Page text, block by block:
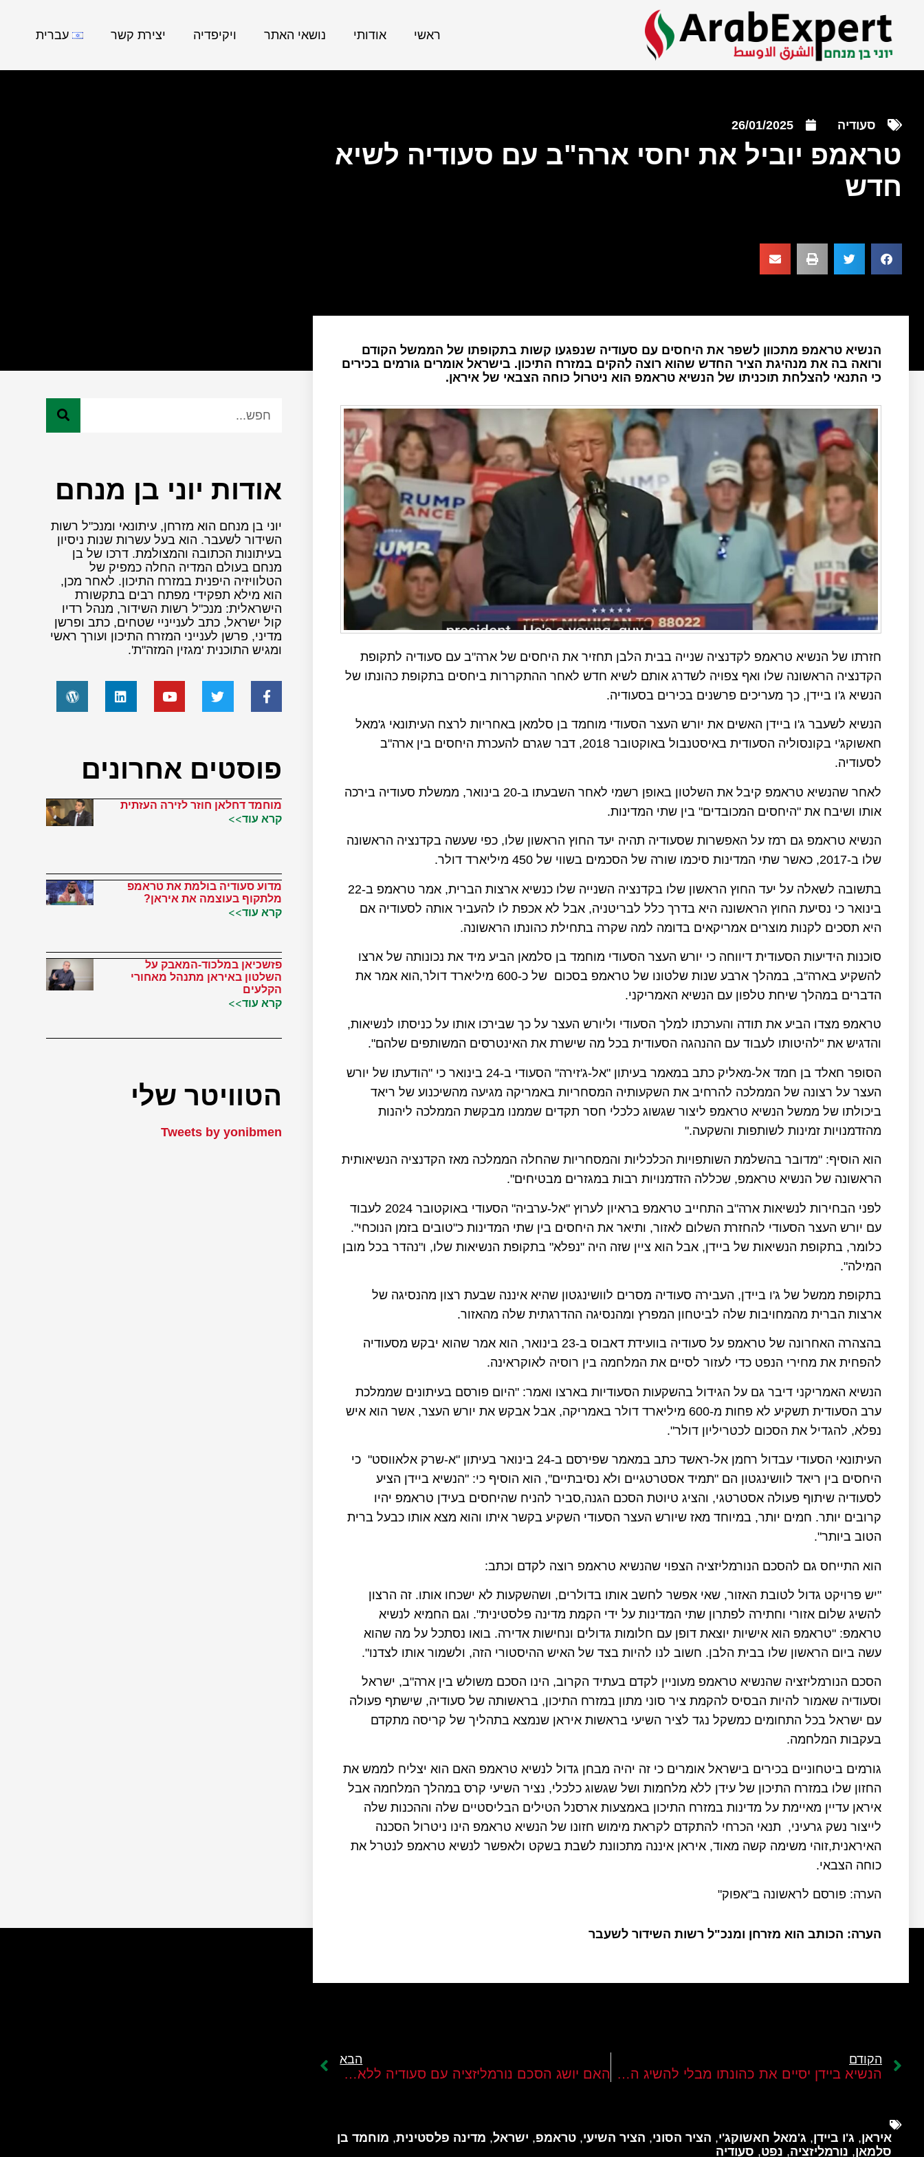
ראשי אודותי נושאי האתר ויקיפדיה יצירת קשר עברית
סעודיה 26/01/2025
טראמפ יוביל את יחסי ארה"ב עם סעודיה לשיא
חדש
הנשיא טראמפ מתכוון לשפר את היחסים עם סעודיה שנפגעו קשות בתקופתו של הממשל הקודם
ורואה בה את מנהיגת הציר החדש שהוא רוצה להקים במזרח התיכון. בישראל אומרים גורמים בכירים
כי התנאי להצלחת תוכניתו של הנשיא טראמפ הוא ניטרול כוחה הצבאי של איראן.
חזרתו של הנשיא טראמפ לקדנציה שנייה בבית הלבן תחזיר את היחסים של ארה"ב עם סעודיה לתקופת
הקדנציה הראשונה שלו ואף צפויה לשדרג אותם לשיא חדש לאחר ההתקררות ביחסים בתקופת כהונתו של
הנשיא ג'ו ביידן, כך מעריכים פרשנים בכירים בסעודיה.
הנשיא לשעבר ג'ו ביידן האשים את יורש העצר הסעודי מוחמד בן סלמאן באחריות לרצח העיתונאי ג'מאל
חאשוקג'י בקונסוליה הסעודית באיסטנבול באוקטובר 2018, דבר שגרם להעכרת היחסים בין ארה"ב
לסעודיה.
לאחר שהנשיא טראמפ קיבל את השלטון באופן רשמי לאחר השבעתו ב-20 בינואר, ממשלת סעודיה בירכה
אותו ושיבח את "היחסים המכובדים" בין שתי המדינות.
הנשיא טראמפ גם רמז על האפשרות שסעודיה תהיה יעד החוץ הראשון שלו, כפי שעשה בקדנציה הראשונה
שלו ב-2017, כאשר שתי המדינות סיכמו שורה של הסכמים בשווי של 450 מיליארד דולר.
בתשובה לשאלה על יעד החוץ הראשון שלו בקדנציה השנייה שלו כנשיא ארצות הברית, אמר טראמפ ב-22
בינואר כי נסיעת החוץ הראשונה היא בדרך כלל לבריטניה, אבל לא אכפת לו להעביר אותה לסעודיה אם
היא תסכים לקנות מוצרים אמריקאים בדומה למה שקרה בתחילת כהונתו הראשונה.
סוכנות הידיעות הסעודית דיווחה כי יורש העצר הסעודי מוחמד בן סלמאן הביע מיד את נכונותה של ארצו
להשקיע בארה"ב, במהלך ארבע שנות שלטונו של טראמפ בסכום של כ-600 מיליארד דולר,הוא אמר את
הדברים במהלך שיחת טלפון עם הנשיא האמריקני.
טראמפ מצדו הביע את תודה והערכתו למלך הסעודי וליורש העצר על כך שבירכו אותו על כניסתו לנשיאות,
והדגיש את "להיטותו לעבוד עם ההנהגה הסעודית בכל מה שישרת את האינטרסים המשותפים שלהם".
הסופר חאלד בן חמד אל-מאליק כתב במאמר בעיתון "אל-ג'זירה" הסעודי ב-24 בינואר כי "הודעתו של יורש
העצר על רצונה של הממלכה להרחיב את השקעותיה המסחריות באמריקה מגיעה מהשיכנוע של ריאד
ביכולתו של ממשל הנשיא טראמפ ליצור שגשוג כלכלי חסר תקדים שממנו מבקשת הממלכה ליהנות
מהזדמנויות זמינות לשותפות והשקעה."
הוא הוסיף: "מדובר בהשלמת השותפויות הכלכליות והמסחריות שהחלה הממלכה מאז הקדנציה הנשיאותית
הראשונה של הנשיא טראמפ, שכללה הזדמנויות רבות במגזרים מבטיחים".
לפני הבחירות לנשיאות ארה"ב התחייב טראמפ בראיון לערוץ "אל-ערביה" הסעודי באוקטובר 2024 לעבוד
עם יורש העצר הסעודי להחזרת השלום לאזור, ותיאר את היחסים בין שתי המדינות כ"טובים בזמן הנוכחי".
כלומר, בתקופת הנשיאות של ביידן, אבל הוא ציין שזה היה "נפלא" בתקופת הנשיאות שלו, ו"נהדר בכל מובן
המילה".
בתקופת ממשל של ג'ו ביידן, העבירה סעודיה מסרים לוושינגטון שהיא איננה שבעת רצון מהנסיגה של
ארצות הברית מהמחויבות שלה לביטחון המפרץ ומהנסיגה ההדרגתית שלה מהאזור.
בהצהרה האחרונה של טראמפ על סעודיה בוועידת דאבוס ב-23 בינואר, הוא אמר שהוא יבקש מסעודיה
להפחית את מחירי הנפט כדי לעזור לסיים את המלחמה בין רוסיה לאוקראינה.
הנשיא האמריקני דיבר גם על הגידול בהשקעות הסעודיות בארצו ואמר: "היום פורסם בעיתונים שממלכת
ערב הסעודית תשקיע לא פחות מ-600 מיליארד דולר באמריקה, אבל אבקש את יורש העצר, אשר הוא איש
נפלא, להגדיל את הסכום לכטריליון דולר".
העיתונאי הסעודי עבדול רחמן אל-ראשד כתב במאמר שפירסם ב-24 בינואר בעיתון "א-שרק אלאווסט" כי
היחסים בין ריאד לוושינגטון הם "תמיד אסטרטגיים ולא נסיבתיים", הוא הוסיף כי: "הנשיא ביידן הציע
לסעודיה שיתוף פעולה אסטרטגי, והציג טיוטת הסכם הגנה,סביר להניח שהיחסים בעידן טראמפ יהיו
קרובים יותר. חמים יותר, במיוחד מאז שיורש העצר הסעודי השקיע בקשר איתו והוא מצא אותו כבעל ברית
הטוב ביותר".
הוא התייחס גם להסכם הנורמליזציה הצפוי שהנשיא טראמפ רוצה לקדם וכתב:
"יש פרויקט גדול לטובת האזור, שאי אפשר לחשב אותו בדולרים, ושהשקעות לא ישכחו אותו. זה הרצון
להשיג שלום אזורי וחתירה לפתרון שתי המדינות על ידי הקמת מדינה פלסטינית". וגם החמיא לנשיא
טראמפ: "טראמפ הוא אישיות יוצאת דופן עם חלומות גדולים ונחישות אדירה. בואו נסתכל על מה שהוא
עשה ביום הראשון שלו בבית הלבן. חשוב לנו להיות בצד של האיש ההיסטורי הזה, ולשמור אותו לצדנו".
הסכם הנורמליזציה שהנשיא טראמפ מעוניין לקדם בעתיד הקרוב, הינו הסכם משולש בין ארה"ב, ישראל
וסעודיה שאמור להיות הבסיס להקמת ציר סוני מתון במזרח התיכון, בראשותה של סעודיה, שישתף פעולה
עם ישראל בכל התחומים כמשקל נגד לציר השיעי בראשות איראן שנמצא בתהליך של קריסה מתקדם
בעקבות המלחמה.
גורמים ביטחוניים בכירים בישראל אומרים כי זה יהיה מבחן גדול לנשיא טראמפ האם הוא יצליח לממש את
החזון שלו במזרח התיכון של עידן ללא מלחמות ושל שגשוג כלכלי, נציר השיעי קרס במהלך המלחמה אבל
איראן עדיין מאיימת על מדינות במזרח התיכון באמצעות ארסנל הטילים הבליסטיים שלה וההכנות שלה
לייצור נשק גרעיני, תנאי הכרחי להתקדם לקראת מימוש חזונו של הנשיא טראמפ הינו ניטרול הסכנה
האיראנית,זוהי משימה קשה מאוד, איראן איננה מתכוונת לשבת בשקט ולאפשר לנשיא טראמפ לנטרל את
כוחה הצבאי.
הערה: פורסם לראשונה ב"אפוק"
הערה: הכותב הוא מזרחן ומנכ"ל רשות השידור לשעבר
אודות יוני בן מנחם
יוני בן מנחם הוא מזרחן, עיתונאי ומנכ"ל רשות
השידור לשעבר. הוא בעל עשרות שנות ניסיון
בעיתונות הכתובה והמצולמת. דרכו של בן
מנחם בעולם המדיה החלה כמפיק של
הטלוויזיה היפנית במזרח התיכון. לאחר מכן,
הוא מילא תפקידי מפתח רבים בתקשורת
הישראלית: מנכ"ל רשות השידור, מנהל רדיו
קול ישראל, כתב לענייניי שטחים, כתב ופרשן
מדיני, פרשן לענייני המזרח התיכון ועורך ראשי
ומגיש התוכנית 'מגזין המזה"ת'.
פוסטים אחרונים
מוחמד דחלאן חוזר לזירה העזתית
קרא עוד>>
מדוע סעודיה בולמת את טראמפ
מלתקוף בעוצמה את איראן?
קרא עוד>>
פזשכיאן במלכוד-המאבק על
השלטון באיראן מתנהל מאחורי
הקלעים
קרא עוד>>
הטוויטר שלי
Tweets by yonibmen
הקודם
הנשיא ביידן יסיים את כהונתו מבלי להשיג הסכם נורמליזציה עם סעודיה
הבא
האם יושג הסכם נורמליזציה עם סעודיה ללא הסכמה ישראלית למדינה פלסטינית?
איראן, ג'ו ביידן, ג'מאל חאשוקג'י, הציר הסוני, הציר השיעי, טראמפ, ישראל, מדינה פלסטינית, מוחמד בן
סלמאן, נורמליזציה, נפט, סעודיה